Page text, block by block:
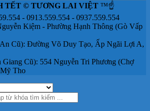
TẾT © TƯƠNG LAI VIỆT ™☝️
- 0913.559.554 - 0937.559.554
Kiệm - Phường Hạnh Thông (Gò Vấp
Cũ): Đường Võ Duy Tạo, Ấp Ngãi Lợi A,
Cũ): 554 Nguyễn Tri Phương (Chợ
Tho